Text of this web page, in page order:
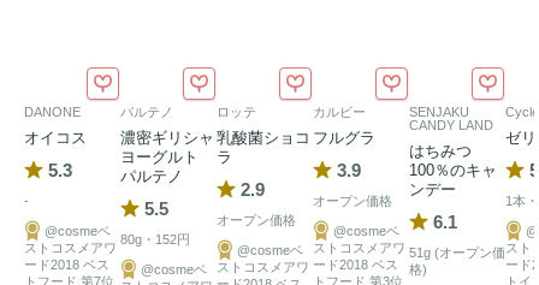
DANONE
オイコス
5.3
-
@cosmeベ
ストコスメアワ
ード2018 ベス
トフード 第7位
パルテノ
濃密ギリシャ
ヨーグルト
パルテノ
5.5
80g・152円
@cosmeベ
ロッテ
乳酸菌ショコ
ラ
2.9
オープン価格
@cosmeベ
ストコスメアワ
カルビー
フルグラ
3.9
オープン価格
@cosmeベ
ストコスメアワ
ード2018 ベス
トフード 第3位
SENJAKU
CANDY LAND
はちみつ
100％のキャ
ンデー
6.1
51g (オープン価
格)
ゼ
1本
スト
ード
トイ